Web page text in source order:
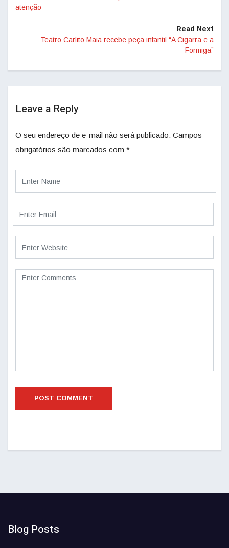
atenção
Read Next
Teatro Carlito Maia recebe peça infantil “A Cigarra e a
Formiga”
Leave a Reply
O seu endereço de e-mail não será publicado. Campos
obrigatórios são marcados com *
Blog Posts